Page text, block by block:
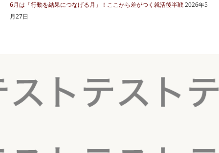
6月は「行動を結果につなげる月」！ここから差がつく就活後半戦2026年5
月27日